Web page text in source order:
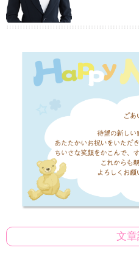
文章